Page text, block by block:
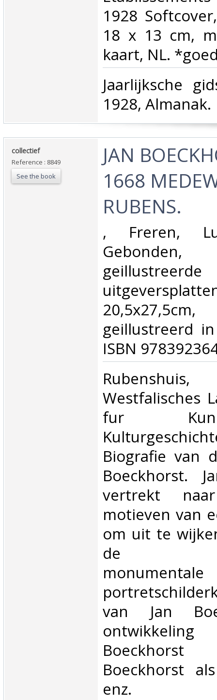
1928
18 x 13 cm,
kaart, NL.
‎Jaarlijksche
1928, Almanak.‎
‎collectief‎
Reference : 8849
See the book
‎JAN
1668
RUBENS.‎
‎, Freren,
Gebonden,
geillustreerde
geillustreerd
ISBN
Westfalisches
fur
Biografie van
Boeckhorst.
vertrekt
motieven van
om uit te
de
van Jan
Boeckhorst
enz.‎